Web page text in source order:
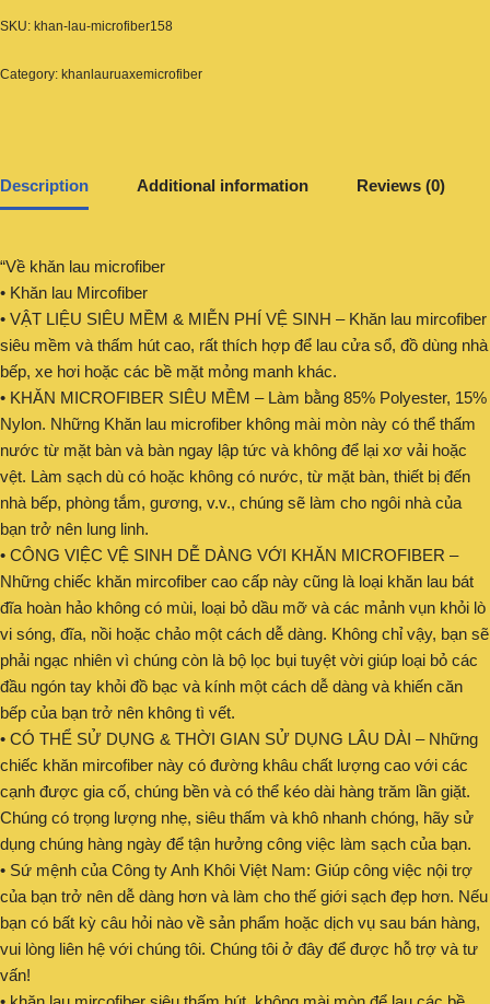
SKU: khan-lau-microfiber158
Category: khanlauruaxemicrofiber
Description Additional information Reviews (0)
“Về khăn lau microfiber
• Khăn lau Mircofiber
• VẬT LIỆU SIÊU MỀM & MIỄN PHÍ VỆ SINH – Khăn lau mircofiber
siêu mềm và thấm hút cao, rất thích hợp để lau cửa sổ, đồ dùng nhà
bếp, xe hơi hoặc các bề mặt mỏng manh khác.
• KHĂN MICROFIBER SIÊU MỀM – Làm bằng 85% Polyester, 15%
Nylon. Những Khăn lau microfiber không mài mòn này có thể thấm
nước từ mặt bàn và bàn ngay lập tức và không để lại xơ vải hoặc
vệt. Làm sạch dù có hoặc không có nước, từ mặt bàn, thiết bị đến
nhà bếp, phòng tắm, gương, v.v., chúng sẽ làm cho ngôi nhà của
bạn trở nên lung linh.
• CÔNG VIỆC VỆ SINH DỄ DÀNG VỚI KHĂN MICROFIBER –
Những chiếc khăn mircofiber cao cấp này cũng là loại khăn lau bát
đĩa hoàn hảo không có mùi, loại bỏ dầu mỡ và các mảnh vụn khỏi lò
vi sóng, đĩa, nồi hoặc chảo một cách dễ dàng. Không chỉ vậy, bạn sẽ
phải ngạc nhiên vì chúng còn là bộ lọc bụi tuyệt vời giúp loại bỏ các
đầu ngón tay khỏi đồ bạc và kính một cách dễ dàng và khiến căn
bếp của bạn trở nên không tì vết.
• CÓ THỂ SỬ DỤNG & THỜI GIAN SỬ DỤNG LÂU DÀI – Những
chiếc khăn mircofiber này có đường khâu chất lượng cao với các
cạnh được gia cố, chúng bền và có thể kéo dài hàng trăm lần giặt.
Chúng có trọng lượng nhẹ, siêu thấm và khô nhanh chóng, hãy sử
dụng chúng hàng ngày để tận hưởng công việc làm sạch của bạn.
• Sứ mệnh của Công ty Anh Khôi Việt Nam: Giúp công việc nội trợ
của bạn trở nên dễ dàng hơn và làm cho thế giới sạch đẹp hơn. Nếu
bạn có bất kỳ câu hỏi nào về sản phẩm hoặc dịch vụ sau bán hàng,
vui lòng liên hệ với chúng tôi. Chúng tôi ở đây để được hỗ trợ và tư
vấn!